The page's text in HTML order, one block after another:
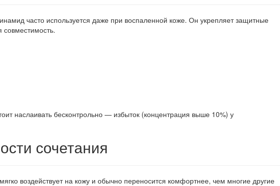
часто используется даже при воспаленной коже. Он укрепляет защитные
наслаивать бесконтрольно — избыток (концентрация выше 10%) у
сочетания
воздействует на кожу и обычно переносится комфортнее, чем многие другие